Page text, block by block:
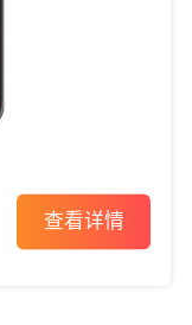
查看详情